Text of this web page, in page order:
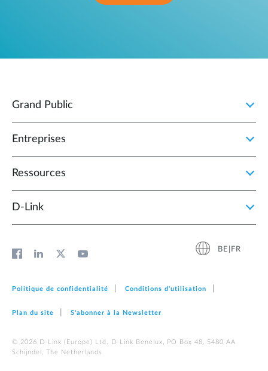
Grand Public
Entreprises
Ressources
D‑Link
BE|FR
Politique de confidentialité Conditions d'utilisation
Plan du site S'abonner à la Newsletter
© 2026 D‑Link (Europe) Ltd. D-Link Benelux, PO Box 48, 5480 AA
Schijndel, The Netherlands